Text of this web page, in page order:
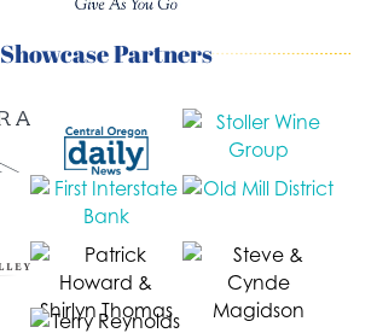
Showcase Partners